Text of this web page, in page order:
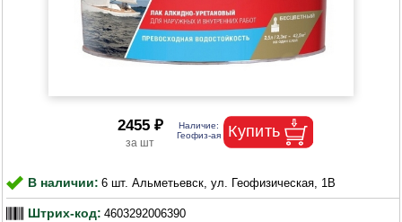
2455 ₽
В наличии: 6 шт. Альметьевск, ул. Геофизическая, 1В
Штрих-код: 4603292006390